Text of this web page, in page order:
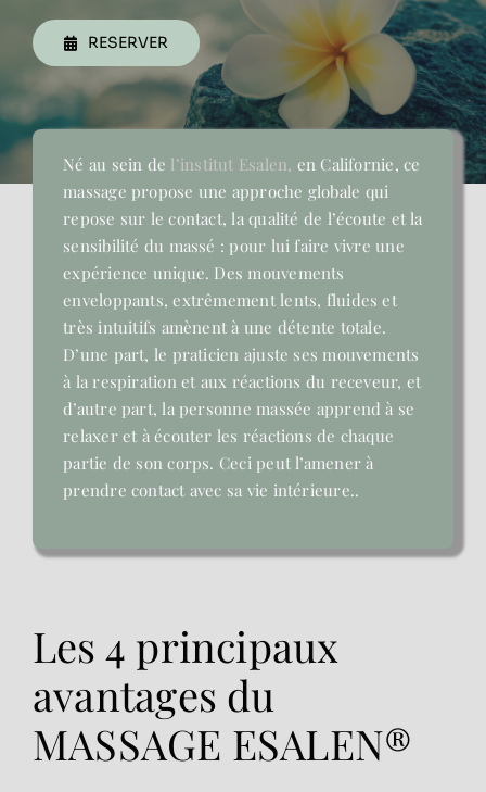
Contact RESERVER
Né au sein de l’institut Esalen, en Californie, ce
massage propose une approche globale qui
repose sur le contact, la qualité de l’écoute et la
sensibilité du massé : pour lui faire vivre une
expérience unique. Des mouvements
enveloppants, extrêmement lents, fluides et
très intuitifs amènent à une détente totale.
D’une part, le praticien ajuste ses mouvements
à la respiration et aux réactions du receveur, et
d’autre part, la personne massée apprend à se
relaxer et à écouter les réactions de chaque
partie de son corps. Ceci peut l’amener à
prendre contact avec sa vie intérieure..
Les 4 principaux
avantages du
MASSAGE ESALEN®